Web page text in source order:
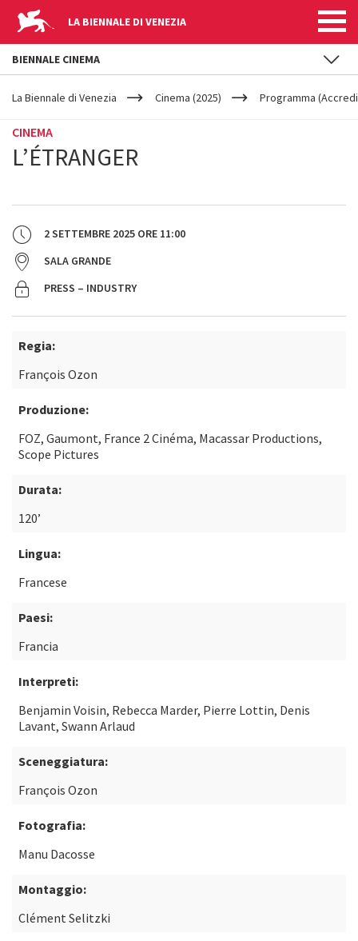
LA BIENNALE DI VENEZIA
YOUR
ARE
La Biennale di Venezia Cinema (2025) Programma
CINEMA
L’ÉTRANGER
2 SETTEMBRE 2025 ORE 11:00
SALA GRANDE
PRESS – INDUSTRY
Regia:
François Ozon
Produzione:
FOZ, Gaumont, France 2 Cinéma, Macassar Productions,
Scope Pictures
Durata:
120’
Lingua:
Francese
Paesi:
Francia
Interpreti:
Benjamin Voisin, Rebecca Marder, Pierre Lottin, Denis
Lavant, Swann Arlaud
Sceneggiatura:
François Ozon
Fotografia:
Manu Dacosse
Montaggio:
Clément Selitzki
BIENNALE CINEMA